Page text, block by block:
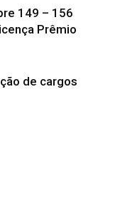
149 – 156
Prêmio
de cargos